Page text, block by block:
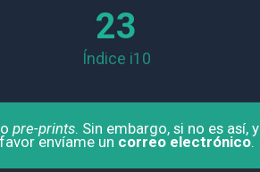
23
Índice i10
pre-prints. Sin embargo, si no es así, y
envíame un correo electrónico.